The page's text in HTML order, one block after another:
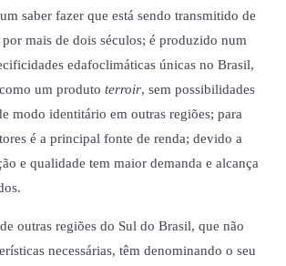
saber fazer que está sendo transmitido de
por mais de dois séculos; é produzido num
edafoclimáticas únicas no Brasil,
um produto terroir, sem possibilidades
modo identitário em outras regiões; para
é a principal fonte de renda; devido a
e qualidade tem maior demanda e alcança
outras regiões do Sul do Brasil, que não
necessárias, têm denominando o seu